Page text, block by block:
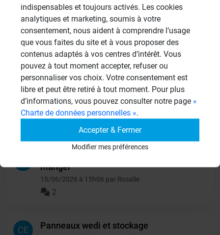
Autres
949 Sujets
Autres questions
CL
panneaux sous receveur de
douche
13/06/2026 à 15h06 par clbouch
manger
10/06/2026 à 15h06 par Rosalie
2
CE Panneaux wedi et stockage
indispensables et toujours activés. Les cookies
analytiques et marketing, soumis à votre
consentement, nous aident à comprendre l’usage
que vous faites du site et à vous proposer des
contenus adaptés à vos centres d’intérêt. Vous
pouvez à tout moment accepter, refuser ou
personnaliser vos choix. Votre consentement est
libre et peut être retiré à tout moment. Pour plus
d’informations, vous pouvez consulter notre page «
Charte de données personnelles ».
Accepter & Fermer
Modifier mes préférences